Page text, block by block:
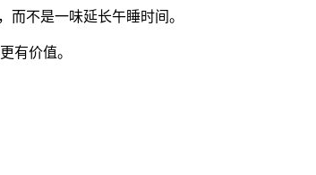
不是一味延长午睡时间。
有价值。